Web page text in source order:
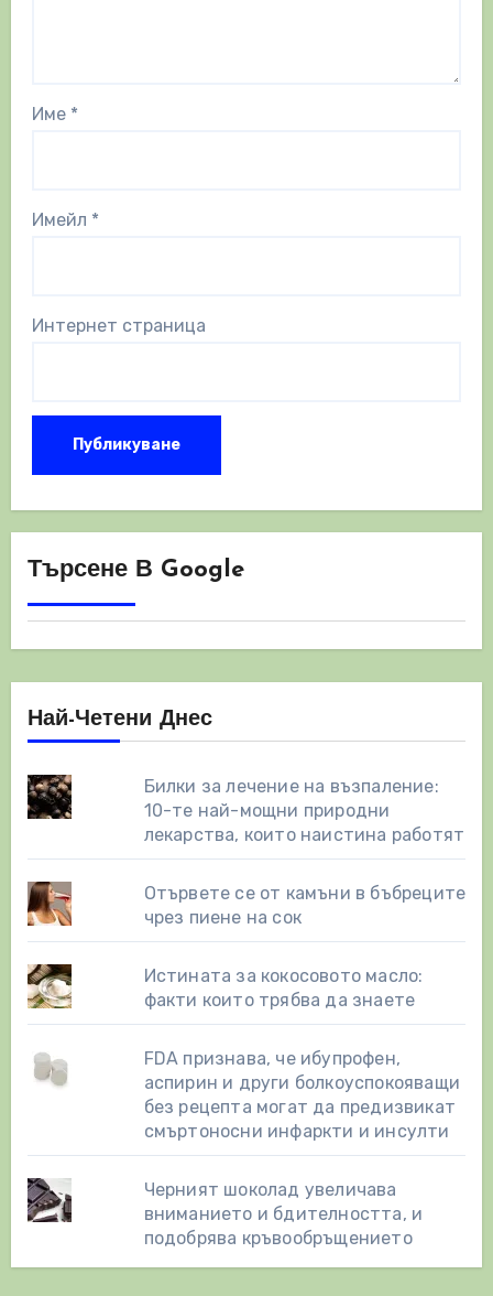
Име *
Имейл *
Интернет страница
Търсене В Google
Най-Четени Днес
Билки за лечение на възпаление:
10-те най-мощни природни
лекарства, които наистина работят
Отървете се от камъни в бъбреците
чрез пиене на сок
Истината за кокосовото масло:
факти които трябва да знаете
FDA признава, че ибупрофен,
аспирин и други болкоуспокояващи
без рецепта могат да предизвикат
смъртоносни инфаркти и инсулти
Черният шоколад увеличава
вниманието и бдителността, и
подобрява кръвообръщението